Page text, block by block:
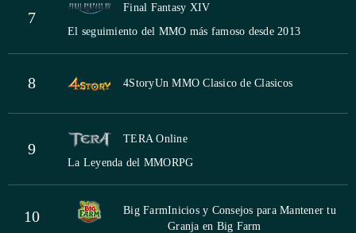
7
Final Fantasy XIV
El seguimiento del MMO más famoso desde 2013
8 4StoryUn MMO Clasico de Clasicos
9
TERA Online
La Leyenda del MMORPG
10 Big FarmInicios y Consejos para Mantener tu
Granja en Big Farm